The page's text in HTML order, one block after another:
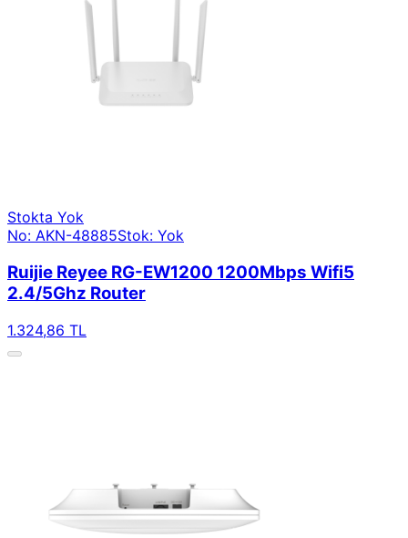
Stokta Yok
No: AKN-48885Stok: Yok
Ruijie Reyee RG-EW1200 1200Mbps Wifi5
2.4/5Ghz Router
1.324,86 TL